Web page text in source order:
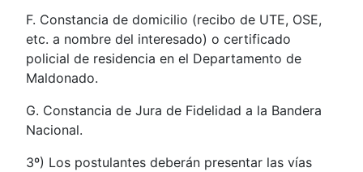
F. Constancia de domicilio (recibo de UTE, OSE,
etc. a nombre del interesado) o certificado
policial de residencia en el Departamento de
Maldonado.
G. Constancia de Jura de Fidelidad a la Bandera
Nacional.
3º) Los postulantes deberán presentar las vías